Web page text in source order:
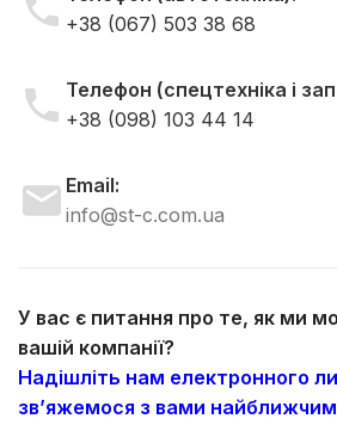
+38 (067) 503 38 68
Телефон (спецтехніка і
+38 (098) 103 44 14
Email:
info@st-c.com.ua
У вас є питання про те, як ми
вашій компанії?
Надішліть нам електронного
зв’яжемося з вами